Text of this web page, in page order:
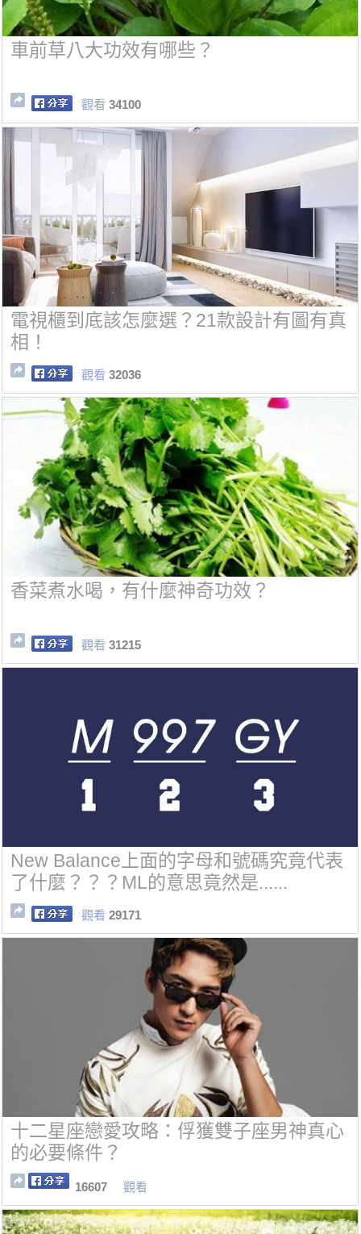
車前草八大功效有哪些？
觀看 34100
電視櫃到底該怎麼選？21款設計有圖有真
相！
觀看 32036
香菜煮水喝，有什麼神奇功效？
觀看 31215
New Balance上面的字母和號碼究竟代表
了什麼？？？ML的意思竟然是......
觀看 29171
十二星座戀愛攻略：俘獲雙子座男神真心
的必要條件？
16607 觀看